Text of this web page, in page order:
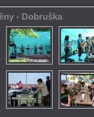
- Dobruška